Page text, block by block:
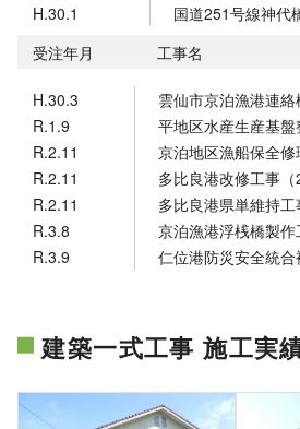
H.30.1
国道251号線神代
受注年月
工事名
H.30.3
雲仙市京泊漁港連
R.1.9
平地区水産生産基
R.2.11
京泊地区漁船保全
R.2.11
多比良港改修工事（
R.2.11
多比良港県単維持工
R.3.8
京泊漁港浮桟橋製作
R.3.9
仁位港防災安全統
建築一式工事 施工実